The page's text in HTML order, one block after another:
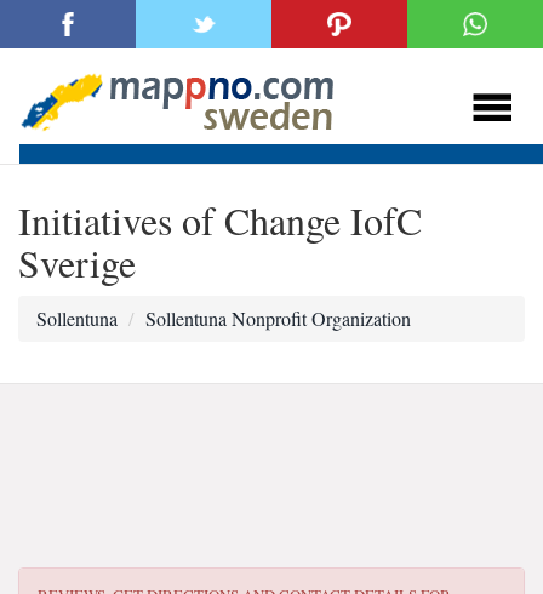
Initiatives of Change IofC
Sverige
Sollentuna Sollentuna Nonprofit Organization